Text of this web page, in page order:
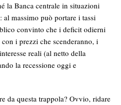
la Banca centrale in situazioni
massimo può portare i tassi
convinto che i deficit odierni
i prezzi che scenderanno, i
reali (al netto della
la recessione oggi e
da questa trappola? Ovvio, ridare